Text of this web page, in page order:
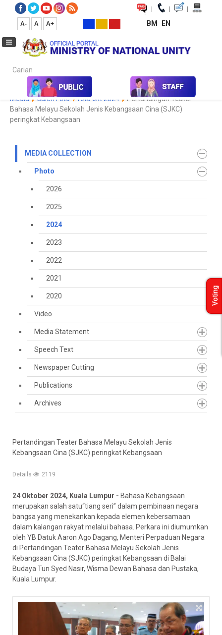
| | |
A- A A+ BM EN
Carian...
Media Media Collection Photo 2024
Koleksi
Media
Galeri Foto foto okt 2024
Pertandingan Teater
Bahasa Melayu Sekolah Jenis Kebangsaan Cina (SJKC)
peringkat Kebangsaan
MEDIA COLLECTION
Photo
2026
2025
2024
2023
2022
2021
2020
Video
Media Statement
Speech Text
Newspaper Cutting
Publications
Archives
Pertandingan Teater Bahasa Melayu Sekolah Jenis
Kebangsaan Cina (SJKC) peringkat Kebangsaan
Details 2119
24 Oktober 2024, Kuala Lumpur - Bahasa Kebangsaan
merupakan salah satu“tiang seri” dalam pembinaan negara
bangsa yang menekankan kepada elemen kebersamaan
dalam kalangan rakyat melalui bahasa. Perkara ini diumumkan
oleh YB Datuk Aaron Ago Dagang, Menteri Perpaduan Negara
di Pertandingan Teater Bahasa Melayu Sekolah Jenis
Kebangsaan Cina (SJKC) peringkat Kebangsaan di Balai
Budaya Tun Syed Nasir, Wisma Dewan Bahasa dan Pustaka,
Kuala Lumpur.
Voting